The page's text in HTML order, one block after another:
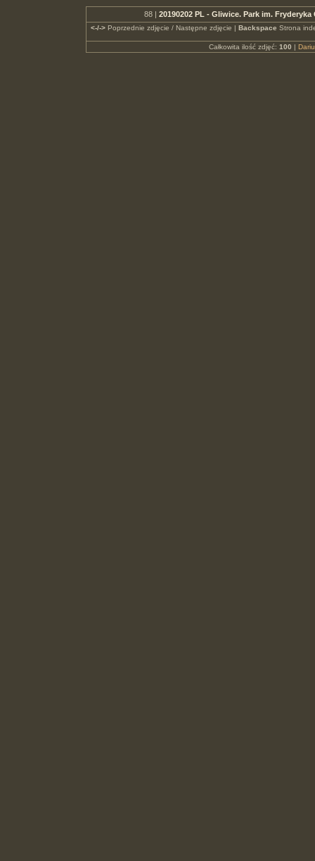
88 | 20190202 PL - Gliwice. Park im.
<-/->Poprzednie zdjęcie / Następne zdjęcie | Backspace Strona
Całkowita ilość zdjęć: 100 |